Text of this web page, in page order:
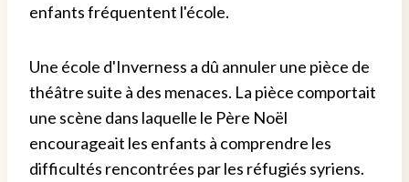
enfants fréquentent l'école.
Une école d'Inverness a dû annuler une pièce de
théâtre suite à des menaces. La pièce comportait
une scène dans laquelle le Père Noël
encourageait les enfants à comprendre les
difficultés rencontrées par les réfugiés syriens.